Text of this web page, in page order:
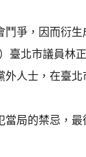
鬥爭，因而衍
）臺北市議員林
外人士，在臺
當局的禁忌，